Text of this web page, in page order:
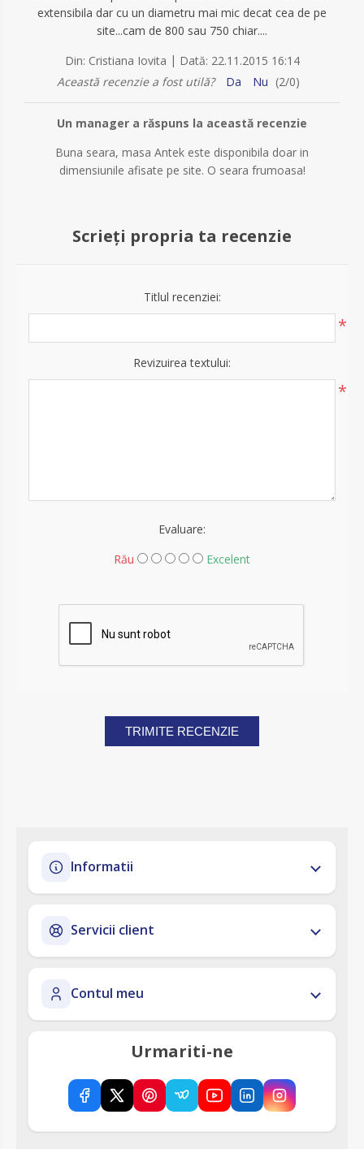
extensibila dar cu un diametru mai mic decat cea de pe
site...cam de 800 sau 750 chiar....
Din: Cristiana Iovita | Dată: 22.11.2015 16:14
Această recenzie a fost utilă?
Da Nu (2/0)
Un manager a răspuns la această recenzie
Buna seara, masa Antek este disponibila doar in
dimensiunile afisate pe site. O seara frumoasa!
Scrieți propria ta recenzie
Titlul recenziei:
*
Revizuirea textului:
*
Evaluare:
Rău
Excelent
TRIMITE RECENZIE
Informatii
Servicii client
Contul meu
Urmariti-ne